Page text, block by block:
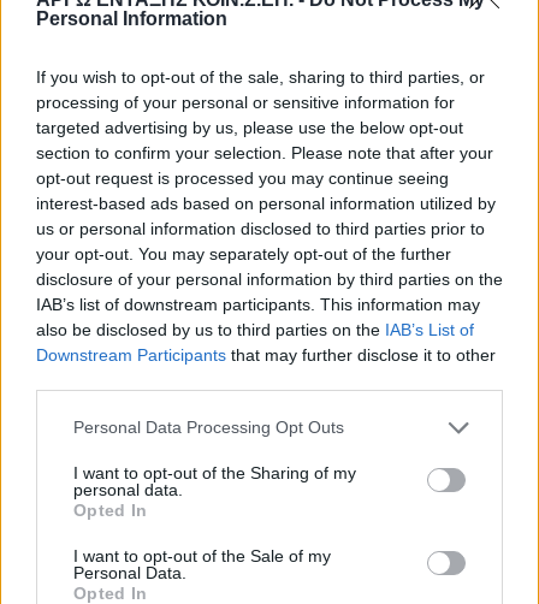
Personal Information
If you wish to opt-out of the sale, sharing to third parties, or
processing of your personal or sensitive information for
targeted advertising by us, please use the below opt-out
section to confirm your selection. Please note that after your
opt-out request is processed you may continue seeing
interest-based ads based on personal information utilized by
us or personal information disclosed to third parties prior to
your opt-out. You may separately opt-out of the further
disclosure of your personal information by third parties on the
IAB’s list of downstream participants. This information may
also be disclosed by us to third parties on the IAB’s List of
Downstream Participants that may further disclose it to other
Personal Data Processing Opt Outs
I want to opt-out of the Sharing of my
personal data.
Opted In
I want to opt-out of the Sale of my
Personal Data.
Opted In
πραγματικές ανάγκες, αξιοποιεί τις ικανότητες των ίδιων των
κοινωνικής καινοτομίας.
Η κοινωνική αξία της επένδυσης δεν περιορίζεται στη
δημιουργία εισοδήματος ή στην κάλυψη μιας ανάγκης
υπηρεσίας. Αφορά την ενδυνάμωση των ανθρώπων που
συμμετέχουν, την ενίσχυση της σχέσης μεταξύ
επιχειρηματικότητας και κοινωνικής ευθύνης, την
ευαισθητοποίηση των πελατών, και τη σύνδεση της
οικονομικής δραστηριότητας με την πρόληψη του κοινωνικού
αποκλεισμού. Παράλληλα, μέσω τόσο των υπηρεσιών όσο και
ανακύκλωσης.
Συνοψίζοντας, η κοινότητα ωφελείται συνολικά, μέσα από την
παρουσία ενός φορέα που λειτουργεί με όρους διαφάνειας,
κοινωνικής και περιβαλλοντικής υπευθυνότητας. Η επένδυση
αυτή αποτελεί ουσιαστική παρέμβαση κοινωνικής καινοτομίας